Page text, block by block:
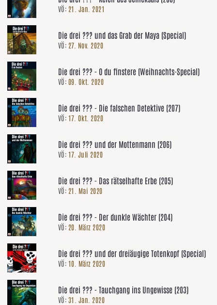
VÖ: 21. Jan. 2021
Die drei ??? und das Grab der Maya (Special)
VÖ: 27. Nov. 2020
Die drei ??? - O du finstere (Weihnachts-Special)
VÖ: 09. Okt. 2020
Die drei ??? - Die falschen Detektive (207)
VÖ: 17. Okt. 2020
Die drei ??? und der Mottenmann (206)
VÖ: 17. Juli 2020
Die drei ??? - Das rätselhafte Erbe (205)
VÖ: 21. Mai 2020
Die drei ??? - Der dunkle Wächter (204)
VÖ: 20. März 2020
Die drei ??? und der dreiäugige Totenkopf (Special)
VÖ: 10. März 2020
Die drei ??? - Tauchgang ins Ungewisse (203)
VÖ: 31. Jan. 2020